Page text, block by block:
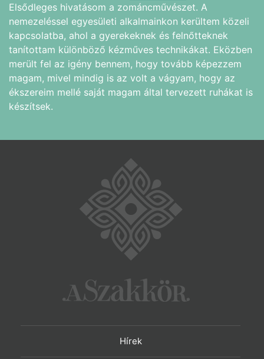
Elsődleges hivatásom a zománcművészet. A
nemezeléssel egyesületi alkalmainkon kerültem közeli
kapcsolatba, ahol a gyerekeknek és felnőtteknek
tanítottam különböző kézműves technikákat. Eközben
merült fel az igény bennem, hogy tovább képezzem
magam, mivel mindig is az volt a vágyam, hogy az
ékszereim mellé saját magam által tervezett ruhákat is
készítsek.
Hírek